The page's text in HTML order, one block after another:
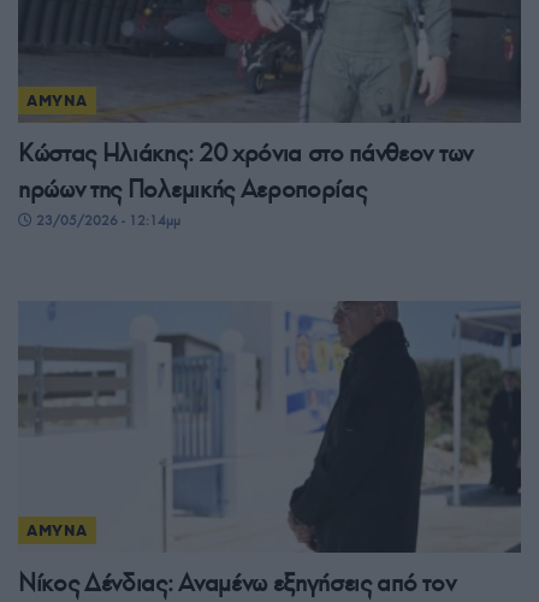
ΑΜΥΝΑ
Κώστας Ηλιάκης: 20 χρόνια στο πάνθεον των
ηρώων της Πολεμικής Αεροπορίας
23/05/2026 - 12:14μμ
ΑΜΥΝΑ
Νίκος Δένδιας: Αναμένω εξηγήσεις από τον